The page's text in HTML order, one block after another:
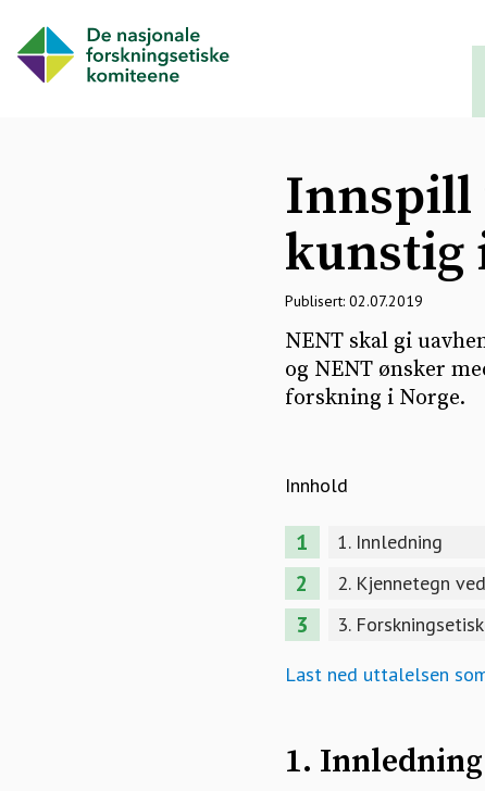
Innspill
kunstig
Publisert: 02.07.2019
NENT skal gi
og NENT ønsker
forskning i Norge.
Innhold
1. Innledning
2. Kjennetegn
3.
Last ned uttalelsen
1. Innledning